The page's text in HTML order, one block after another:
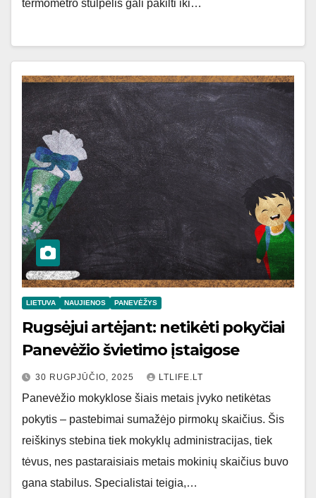
termometro stulpelis gali pakilti iki…
LIETUVA NAUJIENOS PANEVĖŽYS
Rugsėjui artėjant: netikėti pokyčiai
Panevėžio švietimo įstaigose
30 RUGPJŪČIO, 2025 LTLIFE.LT
Panevėžio mokyklose šiais metais įvyko netikėtas
pokytis – pastebimai sumažėjo pirmokų skaičius. Šis
reiškinys stebina tiek mokyklų administracijas, tiek
tėvus, nes pastaraisiais metais mokinių skaičius buvo
gana stabilus. Specialistai teigia,…